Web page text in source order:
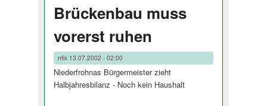
Brückenbau muss
vorerst ruhen
nfix13.07.2002 - 02:00
Niederfrohnas Bürgermeister zieht
Halbjahresbilanz - Noch kein Haushalt